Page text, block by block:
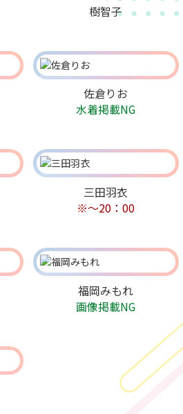
樹智子
佐倉りお
水着掲載NG
三田羽衣
※～20：00
福岡みもれ
画像掲載NG